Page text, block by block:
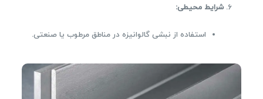
شرایط محیطی:
استفاده از نبشی گالوانیزه در مناطق مرطوب یا صنعتی.